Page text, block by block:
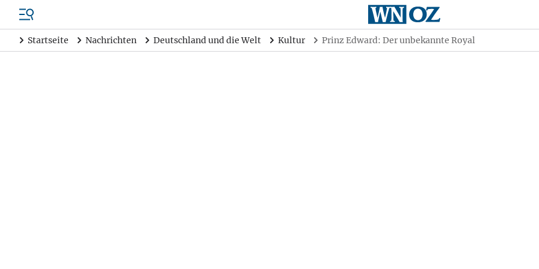
Startseite Nachrichten Deutschland und die Welt Kultur Prinz Edward: Der unbekannte Royal